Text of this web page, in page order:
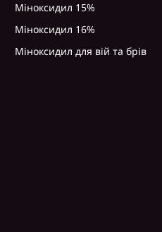
Міноксидил 15%
Міноксидил 16%
Міноксидил для вій та брів